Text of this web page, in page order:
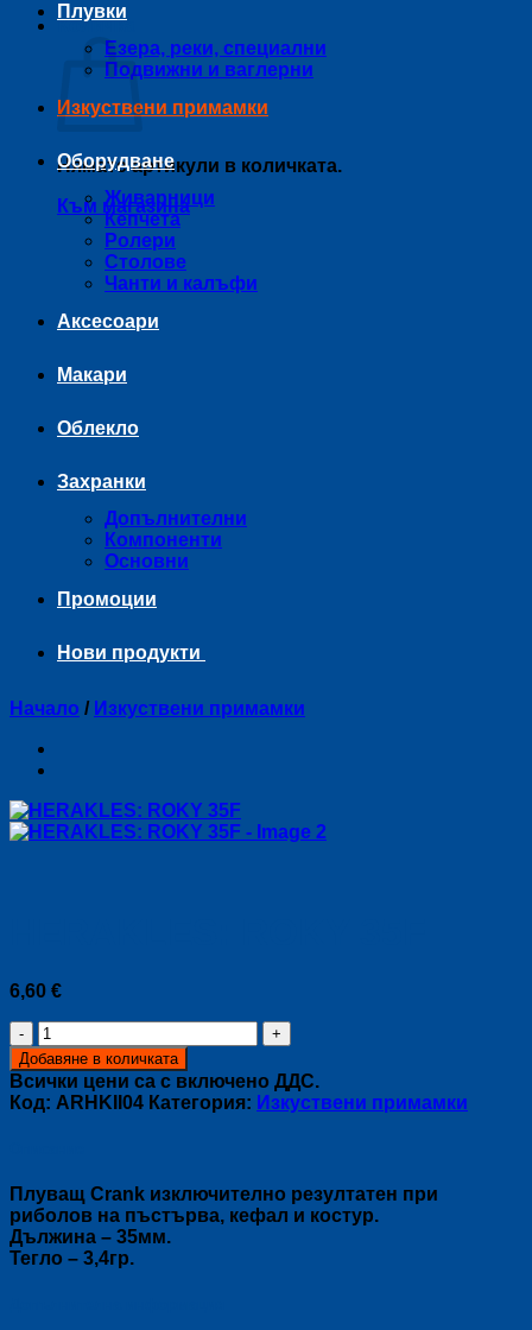
Количка
Нямате артикули в количката.
Към магазина
Плувки
Езера, реки, специални
Подвижни и ваглерни
Изкуствени примамки
Оборудване
Живарници
Кепчета
Ролери
Столове
Чанти и калъфи
Аксесоари
Макари
Облекло
Захранки
Допълнителни
Компоненти
Основни
Промоции
Нови продукти
Начало / Изкуствени примамки
6,60 €
количество
за
HERAKLES:
ROKY
35F
Добавяне в количката
Всички цени са с включено ДДС.
Код: ARHKII04 Категория: Изкуствени примамки
Плуващ Crank изключително резултатен при
риболов на пъстърва, кефал и костур.
Дължина – 35мм.
Тегло – 3,4гр.